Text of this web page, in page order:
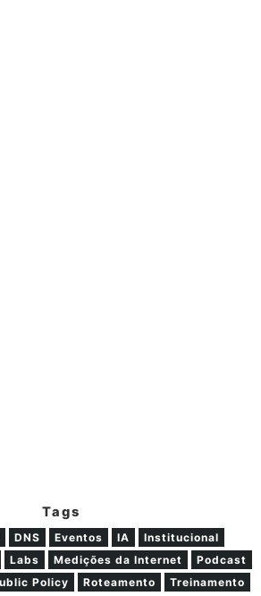
Tags
DNS Eventos IA
Institucional
Labs Medições da Internet
Podcast
Policy Roteamento Treinamento